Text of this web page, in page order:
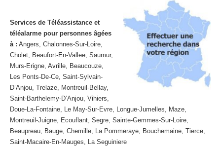
Services de Téléassistance et
téléalarme pour personnes âgées
à : Angers, Chalonnes-Sur-Loire,
Cholet, Beaufort-En-Vallee, Saumur,
Murs-Erigne, Avrille, Beaucouze,
Les Ponts-De-Ce, Saint-Sylvain-
D’Anjou, Trelaze, Montreuil-Bellay,
Saint-Barthelemy-D’Anjou, Vihiers,
Doue-La-Fontaine, Le May-Sur-Evre, Longue-Jumelles, Maze,
Montreuil-Juigne, Ecouflant, Segre, Sainte-Gemmes-Sur-Loire,
Beaupreau, Bauge, Chemille, La Pommeraye, Bouchemaine, Tierce,
Saint-Macaire-En-Mauges, La Seguiniere